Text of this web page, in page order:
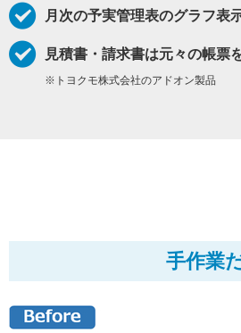
月次の予実管理表のグラフ表
見積書・請求書は元々の帳
※トヨクモ株式会社のアドオン製品
手作業